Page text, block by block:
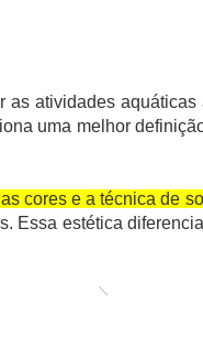
as atividades
uma melhor
cores e a técnica de
Essa estética